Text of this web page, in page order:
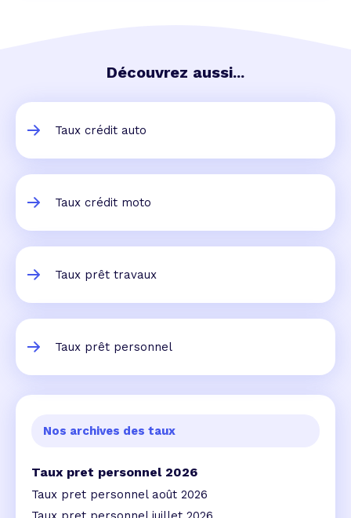
Découvrez aussi...
Taux crédit auto
Taux crédit moto
Taux prêt travaux
Taux prêt personnel
Nos archives des taux
Taux pret personnel 2026
Taux pret personnel août 2026